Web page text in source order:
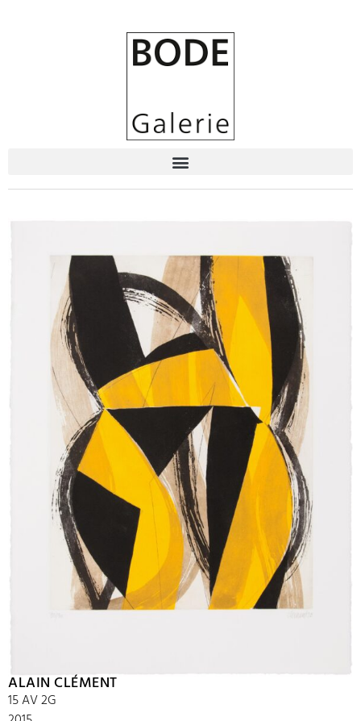
ALAIN CLÉMENT
15 AV 2G